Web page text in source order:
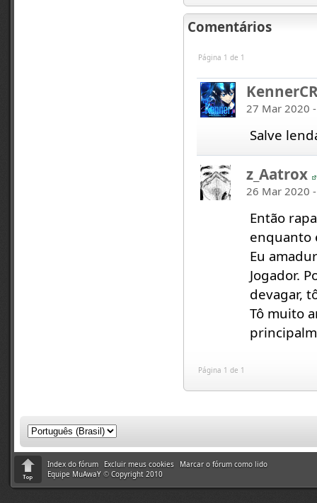
Comentários
Página 1 de 1
27 Mar 2020
Salve
z_Aatrox
26 Mar 2020
Então
enquanto
Eu
Jogador.
devagar,
Tô muito
Página 1 de 1
Index do fórum Excluir meus cookies
Marcar o fórum como lido
Equipe MuAwaY © Copyright 2010